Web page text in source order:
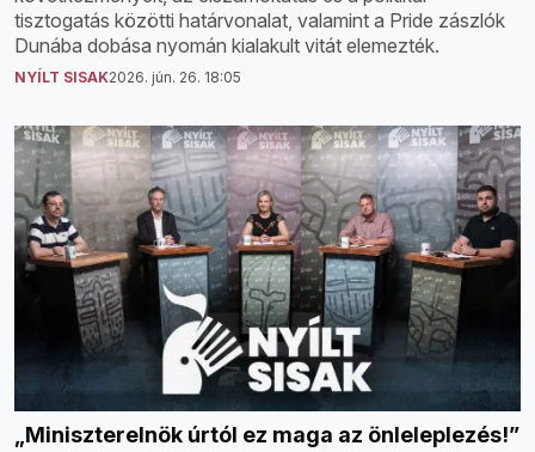
tisztogatás közötti határvonalat, valamint a Pride zászlók
Dunába dobása nyomán kialakult vitát elemezték.
NYÍLT SISAK2026. jún. 26. 18:05
„Miniszterelnök úrtól ez maga az önleleplezés!”